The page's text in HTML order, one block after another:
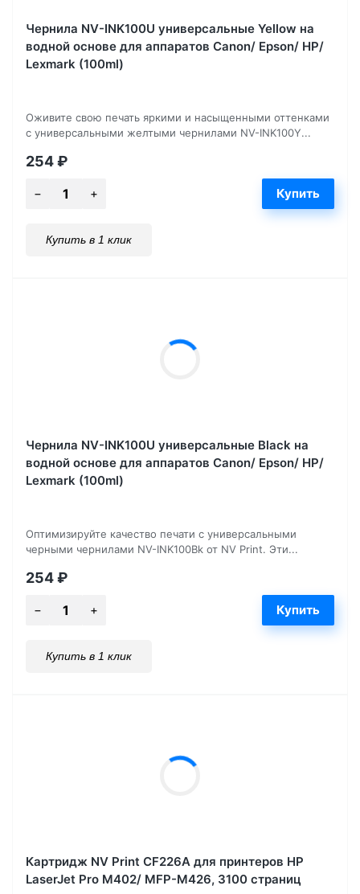
Чернила NV-INK100U универсальные Yellow на
водной основе для аппаратов Сanon/ Epson/ НР/
Lexmark (100ml)
Оживите свою печать яркими и насыщенными оттенками
с универсальными желтыми чернилами NV-INK100Y...
254₽
Купить в 1 клик
Чернила NV-INK100U универсальные Black на
водной основе для аппаратов Сanon/ Epson/ НР/
Lexmark (100ml)
Оптимизируйте качество печати с универсальными
черными чернилами NV-INK100Bk от NV Print. Эти...
254₽
Купить в 1 клик
Картридж NV Print CF226A для принтеров HP
LaserJet Pro M402/ MFP-M426, 3100 страниц